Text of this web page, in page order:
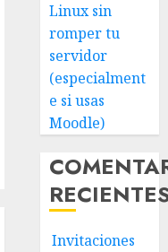
Linux sin
romper tu
servidor
(especialment
e si usas
Moodle)
Invitaciones